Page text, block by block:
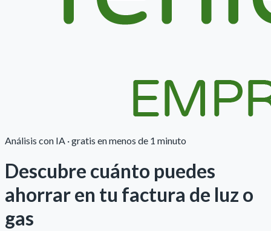
Análisis con IA · gratis en menos de 1 minuto
Descubre cuánto puedes
ahorraren tu factura de luz o
gas